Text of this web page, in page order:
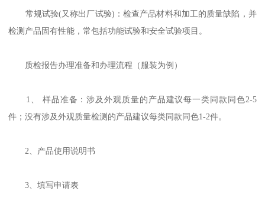
常规试验(又称出厂试验)：检查产品材料和加工的质量缺陷，并
检测产品固有性能，常包括功能试验和安全试验项目。
质检报告办理准备和办理流程（服装为例）
1、 样品准备：涉及外观质量的产品建议每一类同款同色2-5
件；没有涉及外观质量检测的产品建议每类同款同色1-2件。
2、产品使用说明书
3、填写申请表